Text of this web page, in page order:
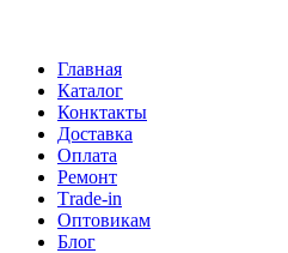
Главная
Каталог
Конктакты
Доставка
Оплата
Ремонт
Тrade-in
Оптовикам
Блог